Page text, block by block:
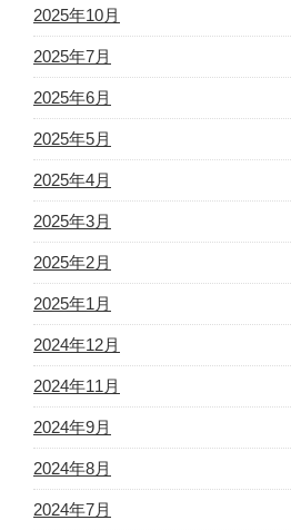
2025年10月
2025年7月
2025年6月
2025年5月
2025年4月
2025年3月
2025年2月
2025年1月
2024年12月
2024年11月
2024年9月
2024年8月
2024年7月